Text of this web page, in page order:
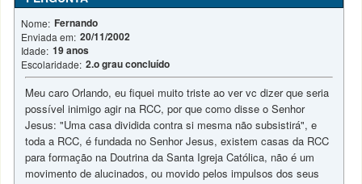
Nome: Fernando
Enviada em: 20/11/2002
Idade: 19 anos
Escolaridade: 2.o grau concluído
Meu caro Orlando, eu fiquei muito triste ao ver vc dizer que seria
possível inimigo agir na RCC, por que como disse o Senhor
Jesus: "Uma casa dividida contra si mesma não subsistirá", e
toda a RCC, é fundada no Senhor Jesus, existem casas da RCC
para formação na Doutrina da Santa Igreja Católica, não é um
movimento de alucinados, ou movido pelos impulsos dos seus